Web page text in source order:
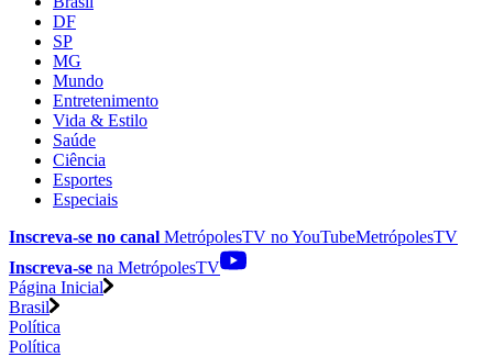
DF
SP
MG
Mundo
Entretenimento
Vida & Estilo
Saúde
Ciência
Esportes
Especiais
Inscreva-se no canal MetrópolesTV noYouTubeMetrópolesTV
Inscreva-se na MetrópolesTV
Página Inicial
Brasil
Política
Política